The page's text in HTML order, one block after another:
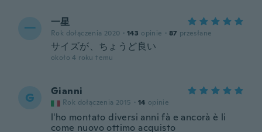
一 一星
Rok dołączenia 2020 · 143 opinie · 87 przesłane
サイズが、ちょうど良い
około 4 roku temu
G Gianni
Rok dołączenia 2015 · 14 opinie
l'ho montato diversi anni fà e ancorà è li
come nuovo ottimo acquisto